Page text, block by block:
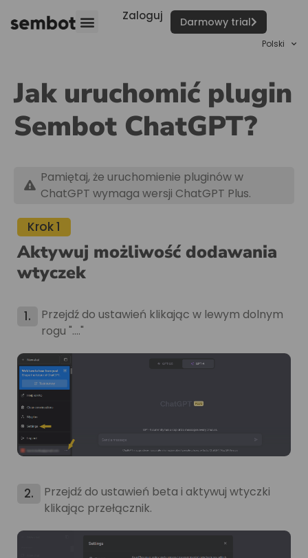
Zaloguj Darmowy trial
Polski
Jak uruchomić plugin
Sembot ChatGPT?
Pamiętaj, że uruchomienie pluginów w
ChatGPT wymaga wersji ChatGPT Plus.
Krok 1
Aktywuj możliwość dodawania
wtyczek
1.
Przejdź do ustawień klikając w lewym dolnym
rogu "...."
2.
Przejdź do ustawień beta i aktywuj wtyczki
klikając przełącznik.